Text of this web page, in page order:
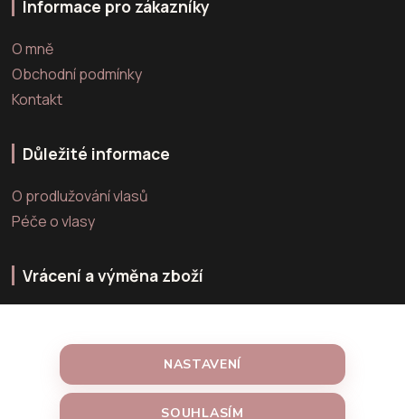
Informace pro zákazníky
O mně
Obchodní podmínky
Kontakt
Důležité informace
O prodlužování vlasů
Péče o vlasy
Vrácení a výměna zboží
Vrácení zboží
NASTAVENÍ
SOUHLASÍM